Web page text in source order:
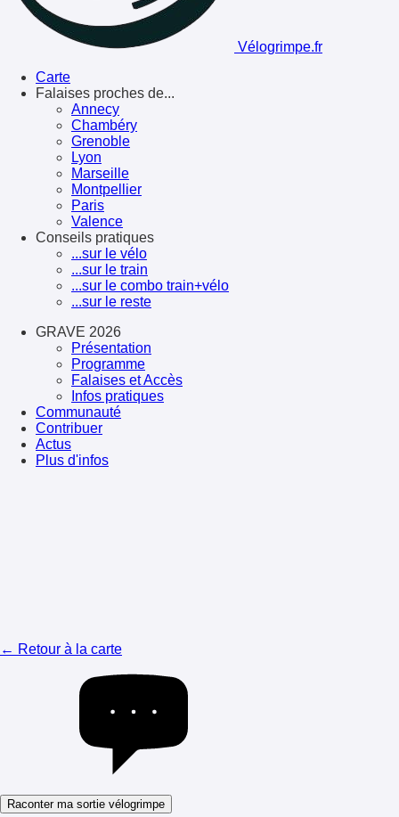
Vélogrimpe.fr
Carte
Falaises proches de...
Annecy
Chambéry
Grenoble
Lyon
Marseille
Montpellier
Paris
Valence
Conseils pratiques
...sur le vélo
...sur le train
...sur le combo train+vélo
...sur le reste
GRAVE 2026
Présentation
Programme
Falaises et Accès
Infos pratiques
Communauté
Contribuer
Actus
Plus d'infos
← Retour à la carte
Raconter ma sortie vélogrimpe